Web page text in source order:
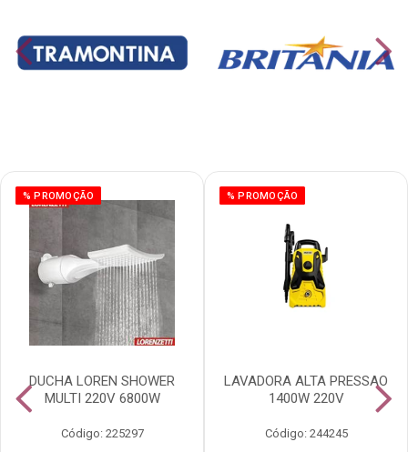
% PROMOÇÃO
DUCHA LOREN SHOWER
MULTI 220V 6800W
Código: 225297
% PROMOÇÃO
LAVADORA ALTA PRESSAO
1400W 220V
Código: 244245